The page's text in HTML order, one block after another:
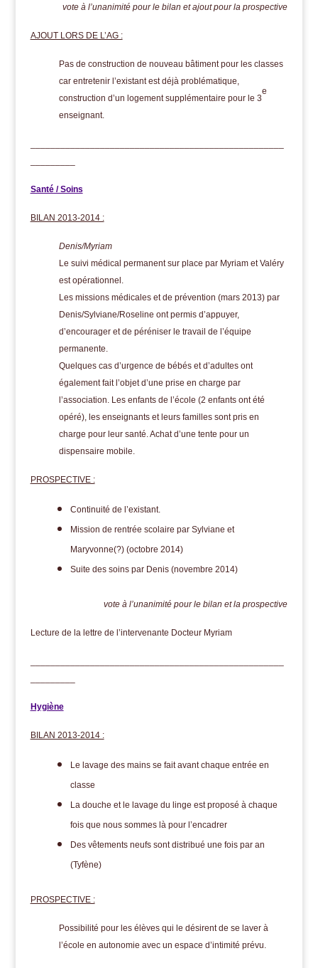
vote à l’unanimité pour le bilan et ajout pour la prospective
AJOUT LORS DE L’AG :
Pas de construction de nouveau bâtiment pour les classes
car entretenir l’existant est déjà problématique,
construction d’un logement supplémentaire pour le 3
e
enseignant.
Santé / Soins
BILAN 2013-2014 :
Denis/Myriam
Le suivi médical permanent sur place par Myriam et Valéry
est opérationnel.
Les missions médicales et de prévention (mars 2013) par
Denis/Sylviane/Roseline ont permis d’appuyer,
d’encourager et de péréniser le travail de l’équipe
permanente.
Quelques cas d’urgence de bébés et d’adultes ont
également fait l’objet d’une prise en charge par
l’association. Les enfants de l’école (2 enfants ont été
opéré), les enseignants et leurs familles sont pris en
charge pour leur santé. Achat d’une tente pour un
dispensaire mobile.
PROSPECTIVE :
Continuité de l’existant.
Mission de rentrée scolaire par Sylviane et
Maryvonne(?) (octobre 2014)
Suite des soins par Denis (novembre 2014)
vote à l’unanimité pour le bilan et la prospective
Lecture de la lettre de l’intervenante Docteur Myriam
Hygiène
BILAN 2013-2014 :
Le lavage des mains se fait avant chaque entrée en
classe
La douche et le lavage du linge est proposé à chaque
fois que nous sommes là pour l’encadrer
Des vêtements neufs sont distribué une fois par an
(Tyfène)
PROSPECTIVE :
Possibilité pour les élèves qui le désirent de se laver à
l’école en autonomie avec un espace d’intimité prévu.